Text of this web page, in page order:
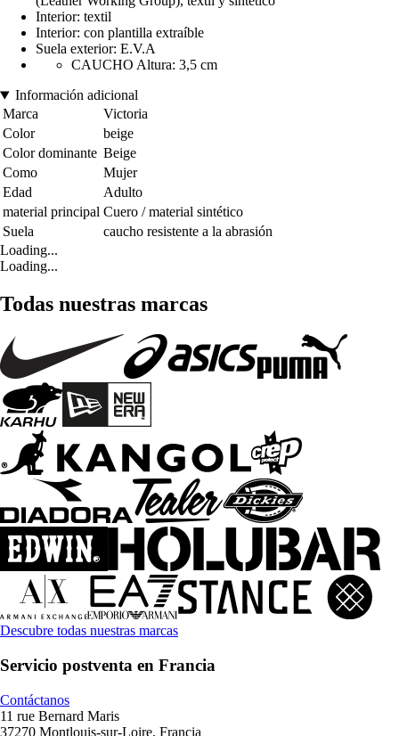
Interior: textil
Interior: con plantilla extraíble
Suela exterior: E.V.A
CAUCHO Altura: 3,5 cm
Información adicional
Marca
Victoria
Color
beige
Color dominante Beige
Como
Mujer
Edad
Adulto
material principal Cuero / material sintético
Suela
caucho resistente a la abrasión
Loading...
Loading...
Todas nuestras marcas
Descubre todas nuestras marcas
Servicio postventa en Francia
Contáctanos
11 rue Bernard Maris
37270 Montlouis-sur-Loire, Francia